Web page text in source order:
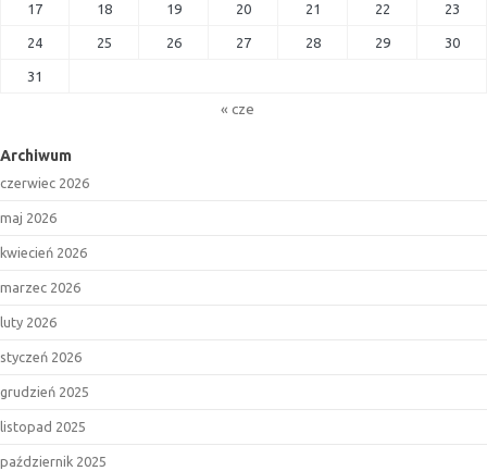
17 18 19 20 21 22 23
24 25 26 27 28 29 30
31
« cze
Archiwum
czerwiec 2026
maj 2026
kwiecień 2026
marzec 2026
luty 2026
styczeń 2026
grudzień 2025
listopad 2025
październik 2025